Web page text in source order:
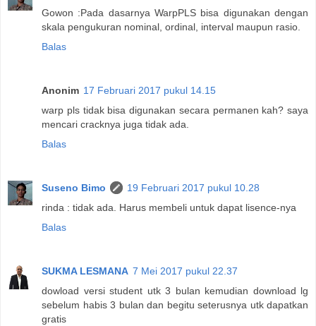
Gowon :Pada dasarnya WarpPLS bisa digunakan dengan
skala pengukuran nominal, ordinal, interval maupun rasio.
Balas
Anonim 17 Februari 2017 pukul 14.15
warp pls tidak bisa digunakan secara permanen kah? saya
mencari cracknya juga tidak ada.
Balas
Suseno Bimo
19 Februari 2017 pukul 10.28
rinda : tidak ada. Harus membeli untuk dapat lisence-nya
Balas
SUKMA LESMANA 7 Mei 2017 pukul 22.37
dowload versi student utk 3 bulan kemudian download lg
sebelum habis 3 bulan dan begitu seterusnya utk dapatkan
gratis